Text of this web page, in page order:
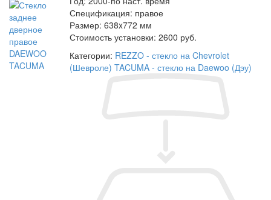
Спецификация: правое
Размер: 638x772 мм
Стоимость установки: 2600 руб.
Категории: REZZO - стекло на Chevrolet
(Шевроле) TACUMA - стекло на Daewoo (Дэу)